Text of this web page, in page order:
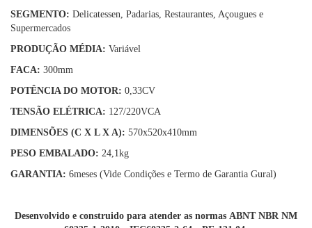
SEGMENTO: Delicatessen, Padarias, Restaurantes, Açougues e
Supermercados
PRODUÇÃO MÉDIA: Variável
FACA: 300mm
POTÊNCIA DO MOTOR: 0,33CV
TENSÃO ELÉTRICA: 127/220VCA
DIMENSÕES (C X L X A): 570x520x410mm
PESO EMBALADO: 24,1kg
GARANTIA: 6meses (Vide Condições e Termo de Garantia Gural)
Desenvolvido e construido para atender as normas ABNT NBR NM